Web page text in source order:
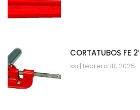
CORTATUBOS FE 2′
xsi febrero 18, 2025